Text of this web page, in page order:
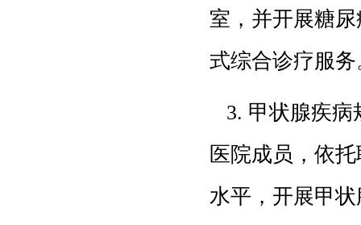
室，并开展糖
式综合诊疗服务
3. 甲状腺疾病
医院成员，依
水平，开展甲